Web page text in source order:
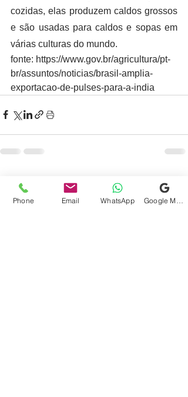
cozidas, elas produzem caldos grossos
e são usadas para caldos e sopas em
várias culturas do mundo.
fonte: https://www.gov.br/agricultura/pt-
br/assuntos/noticias/brasil-amplia-
exportacao-de-pulses-para-a-india
Posts recentes Ver tudo
Phone Email WhatsApp